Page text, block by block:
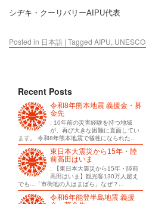
シヂキ・クーリバリーAIPU代表
Posted in 日本語 | Tagged AIPU, UNESCO
Recent Posts
令和8年熊本地震 義援金・募
金先
: 10年前の災害経験を持つ地域
が、再び大きな困難に直面してい
ます。 令和8年熊本地震で犠牲になられた...
東日本大震災から15年・陸
前高田はいま
: 【東日本大震災から15年・陸前
高田はいま】観光客130万人超え
でも...「市街地の人はまばら」なぜ？...
令和6年能登半島地震 義援